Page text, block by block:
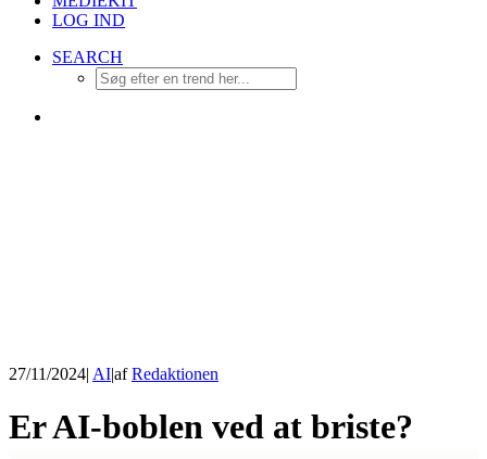
LOG IND
SEARCH
27/11/2024| AI|afRedaktionen
Er AI-boblen ved at briste?